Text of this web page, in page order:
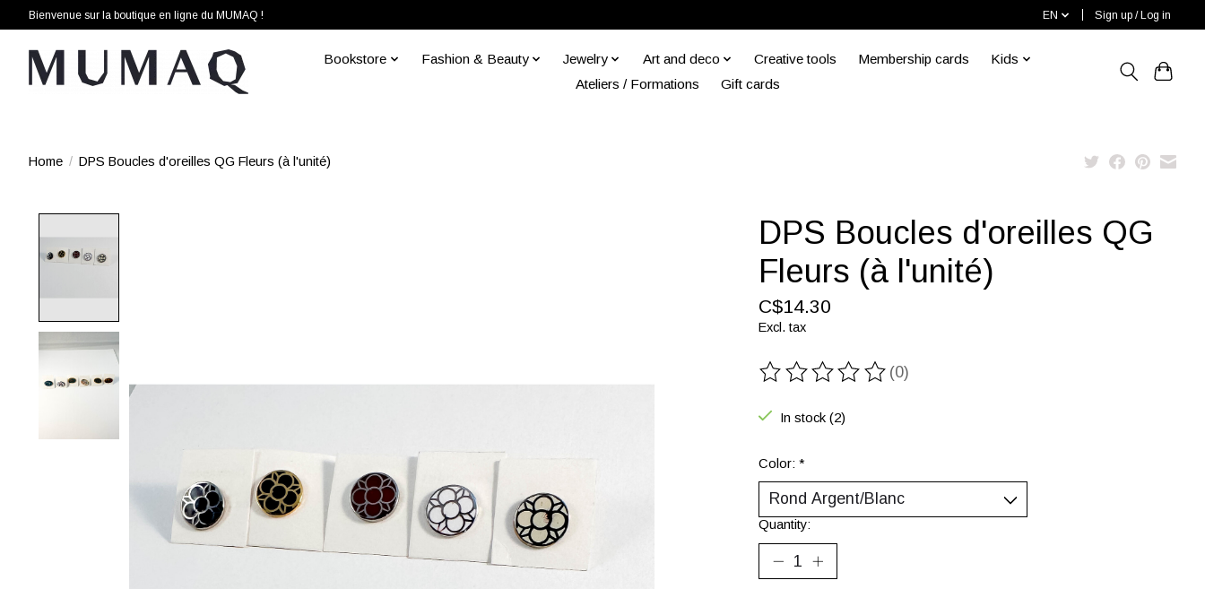
Bienvenue sur la boutique en ligne du MUMAQ ! EN Sign up / Log in
Bookstore Fashion & Beauty Jewelry Art and deco Creative tools Membership cards
Kids
Ateliers / Formations
Gift cards
Home / DPS Boucles d'oreilles QG Fleurs (à l'unité)
DPS Boucles d'oreilles QG
Fleurs (à l'unité)
C$14.30
Excl. tax
The rating of this product is
(0)
In stock (2)
Color: *
Quantity: